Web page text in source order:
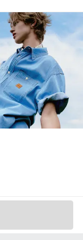
원입니다.
준에 따라 반품비가 각각
비용은 환불 금액에서
지 않고 반품된 상품은 고
합니다.
저히 감소한 경우
경우
제일 많
은
콘텐츠